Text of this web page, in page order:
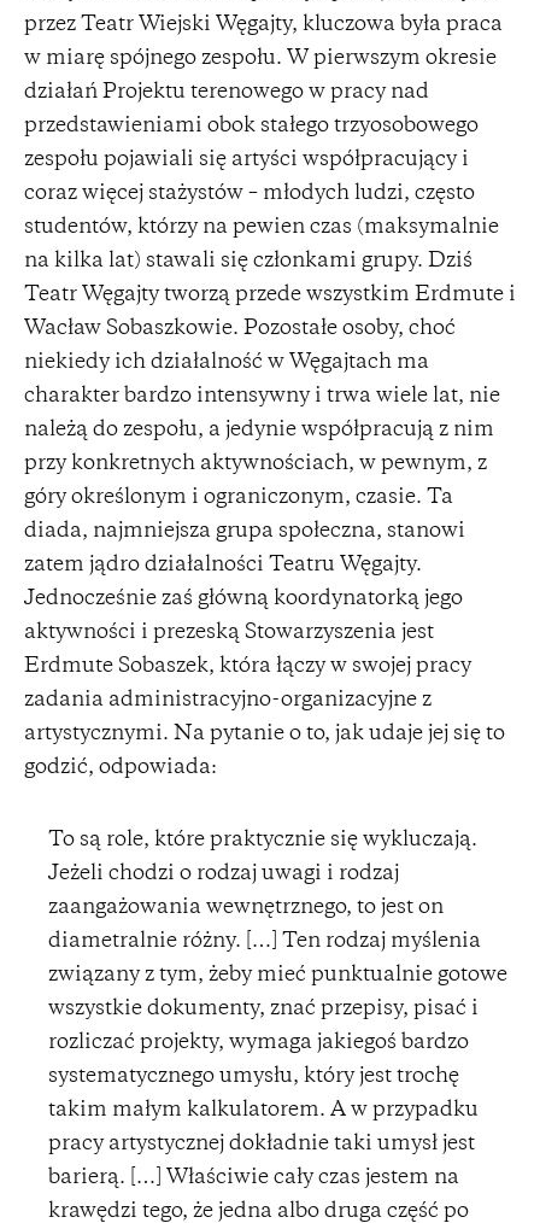
przez Teatr Wiejski Węgajty, kluczowa była praca
w miarę spójnego zespołu. W pierwszym okresie
działań Projektu terenowego w pracy nad
przedstawieniami obok stałego trzyosobowego
zespołu pojawiali się artyści współpracujący i
coraz więcej stażystów – młodych ludzi, często
studentów, którzy na pewien czas (maksymalnie
na kilka lat) stawali się członkami grupy. Dziś
Teatr Węgajty tworzą przede wszystkim Erdmute i
Wacław Sobaszkowie. Pozostałe osoby, choć
niekiedy ich działalność w Węgajtach ma
charakter bardzo intensywny i trwa wiele lat, nie
należą do zespołu, a jedynie współpracują z nim
przy konkretnych aktywnościach, w pewnym, z
góry określonym i ograniczonym, czasie. Ta
diada, najmniejsza grupa społeczna, stanowi
zatem jądro działalności Teatru Węgajty.
Jednocześnie zaś główną koordynatorką jego
aktywności i prezeską Stowarzyszenia jest
Erdmute Sobaszek, która łączy w swojej pracy
zadania administracyjno-organizacyjne z
artystycznymi. Na pytanie o to, jak udaje jej się to
godzić, odpowiada:
To są role, które praktycznie się wykluczają.
Jeżeli chodzi o rodzaj uwagi i rodzaj
zaangażowania wewnętrznego, to jest on
diametralnie różny. […] Ten rodzaj myślenia
związany z tym, żeby mieć punktualnie gotowe
wszystkie dokumenty, znać przepisy, pisać i
rozliczać projekty, wymaga jakiegoś bardzo
systematycznego umysłu, który jest trochę
takim małym kalkulatorem. A w przypadku
pracy artystycznej dokładnie taki umysł jest
barierą. […] Właściwie cały czas jestem na
krawędzi tego, że jedna albo druga część po